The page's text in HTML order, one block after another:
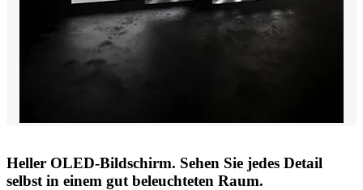
Heller OLED-Bildschirm. Sehen Sie jedes Detail
selbst in einem gut beleuchteten Raum.